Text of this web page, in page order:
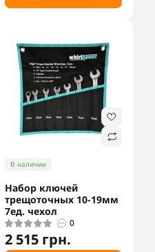
В наличии
Набор ключей
трещоточных 10-19мм
7ед. чехол
0
2 515 грн.